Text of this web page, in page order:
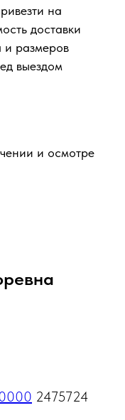
на
доставки
и размеров
выездом
и осмотре
2475724